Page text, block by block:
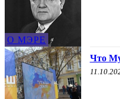
О МЭРЕ
Что